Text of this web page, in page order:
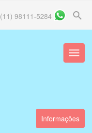
search
(11) 98111-5284
Menu
Informações